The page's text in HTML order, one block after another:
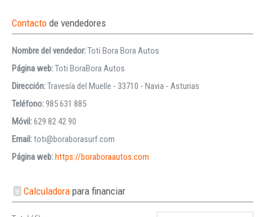
Contacto de vendedores
Nombre del vendedor:Toti Bora Bora Autos
Página web:Toti BoraBora Autos
Dirección:Travesía del Muelle - 33710 - Navia - Asturias
Teléfono:985 631 885
Móvil:629 82 42 90
Email:toti@boraborasurf.com
Página web:https://boraboraautos.com
Calculadorapara financiar